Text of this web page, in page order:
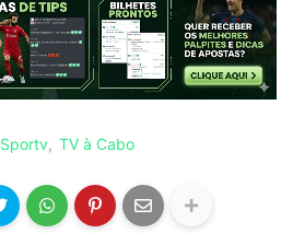
Sportv TV à Cabo